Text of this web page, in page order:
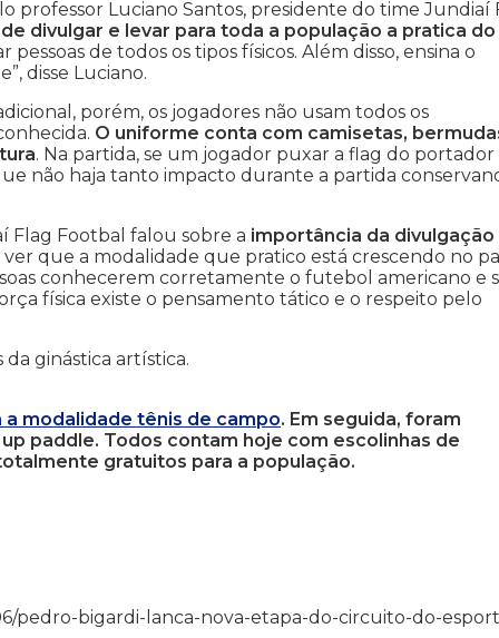
professor Luciano Santos, presidente do time Jundiaí
divulgar e levar para toda a população a pratica do
de todos os tipos físicos. Além disso, ensina o
disse Luciano.
porém, os jogadores não usam todos os
O uniforme conta com camisetas,
. Na partida, se um jogador puxar a flag do portador
não haja tanto impacto durante a partida
Flag Footbal falou sobre a importância da divulgação
ver que a modalidade que pratico está crescendo no
conhecerem corretamente o futebol americano e
física existe o pensamento tático e o respeito pelo
ginástica artística.
modalidade tênis de campo. Em seguida, foram
paddle. Todos contam hoje com escolinhas de
gratuitos para a população.
pedro-bigardi-lanca-nova-etapa-do-circuito-do-